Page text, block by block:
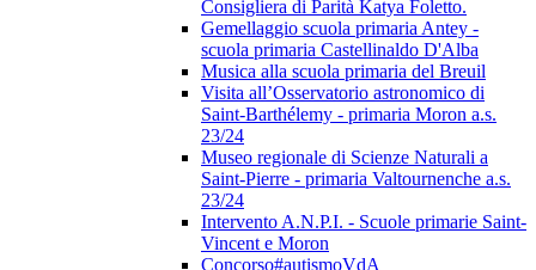
Consigliera di Parità Katya Foletto.
Gemellaggio scuola primaria Antey -
scuola primaria Castellinaldo D'Alba
Musica alla scuola primaria del Breuil
Visita all’Osservatorio astronomico di
Saint-Barthélemy - primaria Moron a.s.
23/24
Museo regionale di Scienze Naturali a
Saint-Pierre - primaria Valtournenche a.s.
23/24
Intervento A.N.P.I. - Scuole primarie Saint-
Vincent e Moron
Concorso#autismoVdA